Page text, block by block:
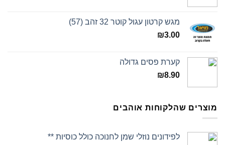
מגש קרטון עגול קוטר 32 זהב (57)
₪3.00
קערת פסים גדולה
₪8.90
מוצרים שהלקוחות אוהבים
לפידונים נוזלי שמן לחנוכה כולל כוסיות **